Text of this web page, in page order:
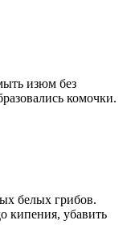
изюм без
комочки.
белых грибов.
кипения, убавить